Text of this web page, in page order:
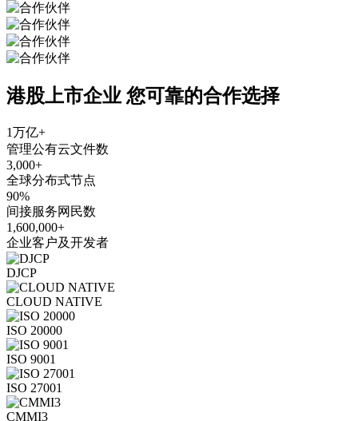
港股上市企业 您可靠的合作选择
1万亿+
管理公有云文件数
3,000+
全球分布式节点
90%
间接服务网民数
1,600,000+
企业客户及开发者
DJCP
CLOUD NATIVE
ISO 20000
ISO 9001
ISO 27001
CMMI3